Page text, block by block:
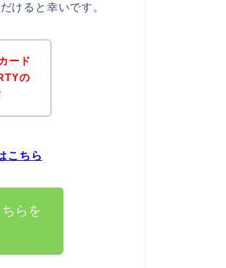
けると幸いです。
ード
の
こちら
らを